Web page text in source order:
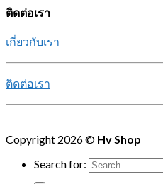
ติดต่อเรา
เกี่ยวกับเรา
ติดต่อเรา
Copyright 2026 © Hv Shop
Search for: